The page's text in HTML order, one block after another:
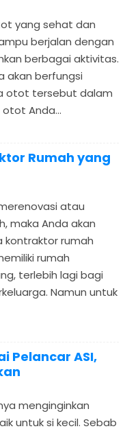
yang sehat dan
berjalan dengan
berbagai aktivitas.
akan berfungsi
otot tersebut dalam
Anda...
Rumah yang
atau
maka Anda akan
kontraktor rumah
rumah
terlebih lagi bagi
Namun untuk
Pelancar ASI,
menginginkan
untuk si kecil. Sebab